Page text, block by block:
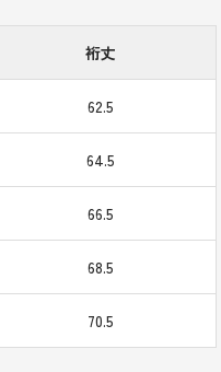
裄丈
62.5
64.5
66.5
68.5
70.5